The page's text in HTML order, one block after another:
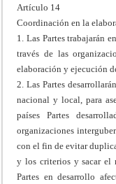
Artículo 14
Coordinación en la
1. Las Partes trabajarán
través de las
elaboración y ejecución
2. Las Partes
nacional y local, para
países Partes
organizaciones
con el fin de evitar
y los criterios y sacar el
Partes en desarrollo